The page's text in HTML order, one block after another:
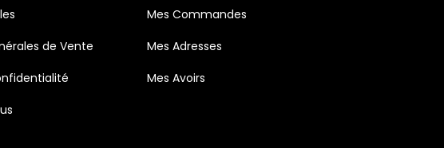
de Vente
Mes Commandes
Mes Adresses
Mes Avoirs